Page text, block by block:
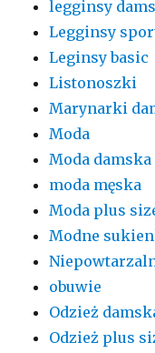
legginsy
Legginsy
Leginsy basic
Listonoszki
Marynarki
Moda
Moda damska
moda męska
Moda plus
Modne
obuwie
Odzież
Odzież plus